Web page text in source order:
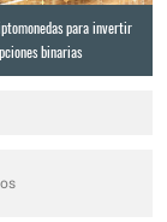
para invertir
binarias